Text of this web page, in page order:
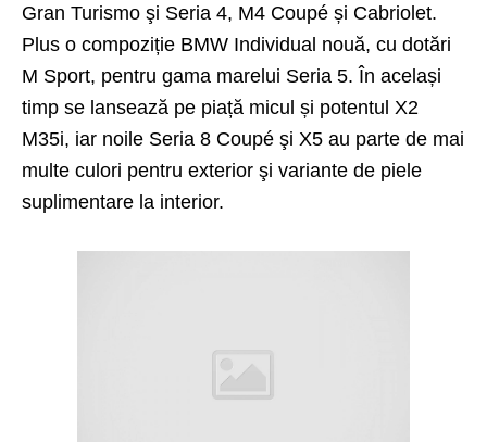
Gran Turismo şi Seria 4, M4 Coupé și Cabriolet.
Plus o compoziție BMW Individual nouă, cu dotări
M Sport, pentru gama marelui Seria 5. În același
timp se lansează pe piață micul și potentul X2
M35i, iar noile Seria 8 Coupé şi X5 au parte de mai
multe culori pentru exterior şi variante de piele
suplimentare la interior.